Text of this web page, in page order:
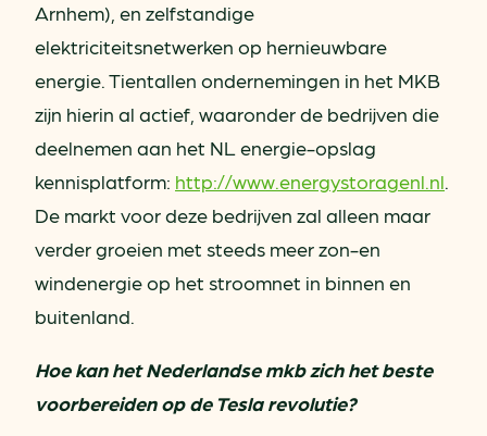
Arnhem), en zelfstandige
elektriciteitsnetwerken op hernieuwbare
energie. Tientallen ondernemingen in het MKB
zijn hierin al actief, waaronder de bedrijven die
deelnemen aan het NL energie-opslag
kennisplatform: http://www.energystoragenl.nl.
De markt voor deze bedrijven zal alleen maar
verder groeien met steeds meer zon-en
windenergie op het stroomnet in binnen en
buitenland.
Hoe kan het Nederlandse mkb zich het beste
voorbereiden op de Tesla revolutie?